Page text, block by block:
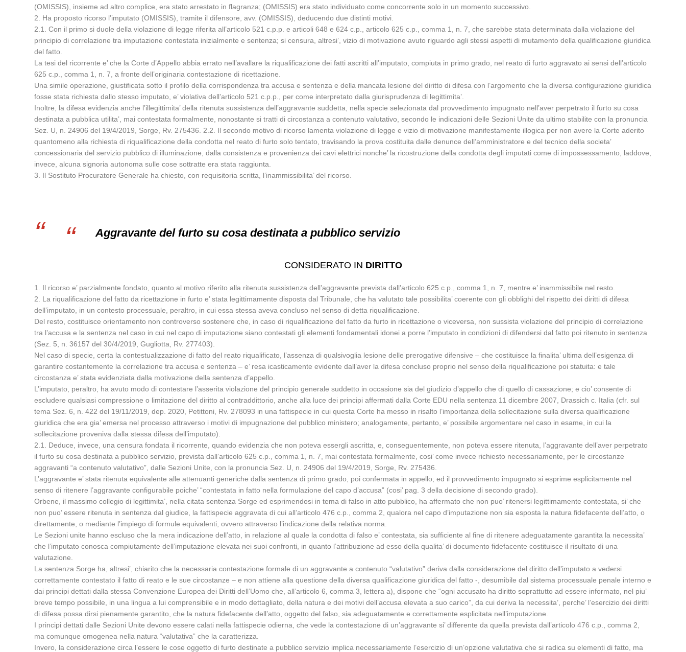
(OMISSIS), insieme ad altro complice, era stato arrestato in flagranza; (OMISSIS) era stato individuato come concorrente solo in un momento successivo.
2. Ha proposto ricorso l’imputato (OMISSIS), tramite il difensore, avv. (OMISSIS), deducendo due distinti motivi.
2.1. Con il primo si duole della violazione di legge riferita all’articolo 521 c.p.p. e articoli 648 e 624 c.p., articolo 625 c.p., comma 1, n. 7, che sarebbe stata determinata dalla violazione del
principio di correlazione tra imputazione contestata inizialmente e sentenza; si censura, altresi’, vizio di motivazione avuto riguardo agli stessi aspetti di mutamento della qualificazione giuridica
del fatto.
La tesi del ricorrente e’ che la Corte d’Appello abbia errato nell’avallare la riqualificazione dei fatti ascritti all’imputato, compiuta in primo grado, nel reato di furto aggravato ai sensi dell’articolo
625 c.p., comma 1, n. 7, a fronte dell’originaria contestazione di ricettazione.
Una simile operazione, giustificata sotto il profilo della corrispondenza tra accusa e sentenza e della mancata lesione del diritto di difesa con l’argomento che la diversa configurazione giuridica
fosse stata richiesta dallo stesso imputato, e’ violativa dell’articolo 521 c.p.p., per come interpretato dalla giurisprudenza di legittimita’.
Inoltre, la difesa evidenzia anche l’illegittimita’ della ritenuta sussistenza dell’aggravante suddetta, nella specie selezionata dal provvedimento impugnato nell’aver perpetrato il furto su cosa
destinata a pubblica utilita’, mai contestata formalmente, nonostante si tratti di circostanza a contenuto valutativo, secondo le indicazioni delle Sezioni Unite da ultimo stabilite con la pronuncia
Sez. U, n. 24906 del 19/4/2019, Sorge, Rv. 275436. 2.2. Il secondo motivo di ricorso lamenta violazione di legge e vizio di motivazione manifestamente illogica per non avere la Corte aderito
quantomeno alla richiesta di riqualificazione della condotta nel reato di furto solo tentato, travisando la prova costituita dalle denunce dell’amministratore e del tecnico della societa’
concessionaria del servizio pubblico di illuminazione, dalla consistenza e provenienza dei cavi elettrici nonche’ la ricostruzione della condotta degli imputati come di impossessamento, laddove,
invece, alcuna signoria autonoma sulle cose sottratte era stata raggiunta.
3. Il Sostituto Procuratore Generale ha chiesto, con requisitoria scritta, l’inammissibilita’ del ricorso.
Aggravante del furto su cosa destinata a pubblico servizio
CONSIDERATO IN DIRITTO
1. Il ricorso e’ parzialmente fondato, quanto al motivo riferito alla ritenuta sussistenza dell’aggravante prevista dall’articolo 625 c.p., comma 1, n. 7, mentre e’ inammissibile nel resto.
2. La riqualificazione del fatto da ricettazione in furto e’ stata legittimamente disposta dal Tribunale, che ha valutato tale possibilita’ coerente con gli obblighi del rispetto dei diritti di difesa
dell’imputato, in un contesto processuale, peraltro, in cui essa stessa aveva concluso nel senso di detta riqualificazione.
Del resto, costituisce orientamento non controverso sostenere che, in caso di riqualificazione del fatto da furto in ricettazione o viceversa, non sussista violazione del principio di correlazione
tra l’accusa e la sentenza nel caso in cui nel capo di imputazione siano contestati gli elementi fondamentali idonei a porre l’imputato in condizioni di difendersi dal fatto poi ritenuto in sentenza
(Sez. 5, n. 36157 del 30/4/2019, Gugliotta, Rv. 277403).
Nel caso di specie, certa la contestualizzazione di fatto del reato riqualificato, l’assenza di qualsivoglia lesione delle prerogative difensive – che costituisce la finalita’ ultima dell’esigenza di
garantire costantemente la correlazione tra accusa e sentenza – e’ resa icasticamente evidente dall’aver la difesa concluso proprio nel senso della riqualificazione poi statuita: e tale
circostanza e’ stata evidenziata dalla motivazione della sentenza d’appello.
L’imputato, peraltro, ha avuto modo di contestare l’asserita violazione del principio generale suddetto in occasione sia del giudizio d’appello che di quello di cassazione; e cio’ consente di
escludere qualsiasi compressione o limitazione del diritto al contraddittorio, anche alla luce dei principi affermati dalla Corte EDU nella sentenza 11 dicembre 2007, Drassich c. Italia (cfr. sul
tema Sez. 6, n. 422 del 19/11/2019, dep. 2020, Petittoni, Rv. 278093 in una fattispecie in cui questa Corte ha messo in risalto l’importanza della sollecitazione sulla diversa qualificazione
giuridica che era gia’ emersa nel processo attraverso i motivi di impugnazione del pubblico ministero; analogamente, pertanto, e’ possibile argomentare nel caso in esame, in cui la
sollecitazione proveniva dalla stessa difesa dell’imputato).
2.1. Deduce, invece, una censura fondata il ricorrente, quando evidenzia che non poteva essergli ascritta, e, conseguentemente, non poteva essere ritenuta, l’aggravante dell’aver perpetrato
il furto su cosa destinata a pubblico servizio, prevista dall’articolo 625 c.p., comma 1, n. 7, mai contestata formalmente, cosi’ come invece richiesto necessariamente, per le circostanze
aggravanti “a contenuto valutativo”, dalle Sezioni Unite, con la pronuncia Sez. U, n. 24906 del 19/4/2019, Sorge, Rv. 275436.
L’aggravante e’ stata ritenuta equivalente alle attenuanti generiche dalla sentenza di primo grado, poi confermata in appello; ed il provvedimento impugnato si esprime esplicitamente nel
senso di ritenere l’aggravante configurabile poiche’ “contestata in fatto nella formulazione del capo d’accusa” (cosi’ pag. 3 della decisione di secondo grado).
Orbene, il massimo collegio di legittimita’, nella citata sentenza Sorge ed esprimendosi in tema di falso in atto pubblico, ha affermato che non puo’ ritenersi legittimamente contestata, si’ che
non puo’ essere ritenuta in sentenza dal giudice, la fattispecie aggravata di cui all’articolo 476 c.p., comma 2, qualora nel capo d’imputazione non sia esposta la natura fidefacente dell’atto, o
direttamente, o mediante l’impiego di formule equivalenti, ovvero attraverso l’indicazione della relativa norma.
Le Sezioni unite hanno escluso che la mera indicazione dell’atto, in relazione al quale la condotta di falso e’ contestata, sia sufficiente al fine di ritenere adeguatamente garantita la necessita’
che l’imputato conosca compiutamente dell’imputazione elevata nei suoi confronti, in quanto l’attribuzione ad esso della qualita’ di documento fidefacente costituisce il risultato di una
valutazione.
La sentenza Sorge ha, altresi’, chiarito che la necessaria contestazione formale di un aggravante a contenuto “valutativo” deriva dalla considerazione del diritto dell’imputato a vedersi
correttamente contestato il fatto di reato e le sue circostanze – e non attiene alla questione della diversa qualificazione giuridica del fatto -, desumibile dal sistema processuale penale interno e
dai principi dettati dalla stessa Convenzione Europea dei Diritti dell’Uomo che, all’articolo 6, comma 3, lettera a), dispone che “ogni accusato ha diritto soprattutto ad essere informato, nel piu’
breve tempo possibile, in una lingua a lui comprensibile e in modo dettagliato, della natura e dei motivi dell’accusa elevata a suo carico”, da cui deriva la necessita’, perche’ l’esercizio dei diritti
di difesa possa dirsi pienamente garantito, che la natura fidefacente dell’atto, oggetto del falso, sia adeguatamente e correttamente esplicitata nell’imputazione.
I principi dettati dalle Sezioni Unite devono essere calati nella fattispecie odierna, che vede la contestazione di un’aggravante si’ differente da quella prevista dall’articolo 476 c.p., comma 2,
ma comunque omogenea nella natura “valutativa” che la caratterizza.
Invero, la considerazione circa l’essere le cose oggetto di furto destinate a pubblico servizio implica necessariamente l’esercizio di un’opzione valutativa che si radica su elementi di fatto, ma